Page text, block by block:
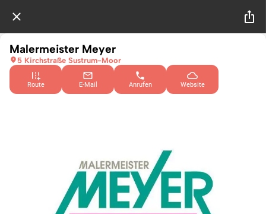
Malermeister Meyer
5 Kirchstraße Sustrum-Moor
Route E-Mail Anrufen Website